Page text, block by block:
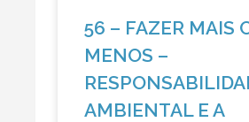
56 – FAZER MAIS
MENOS –
AMBIENTAL E A